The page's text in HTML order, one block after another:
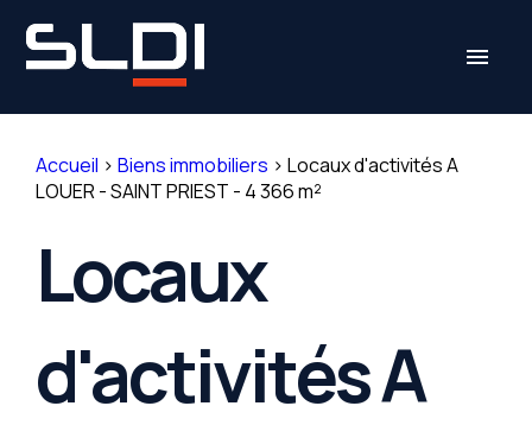
menu
Accueil > Biens immobiliers > Locaux d'activités A
LOUER - SAINT PRIEST - 4 366 m²
Locaux
d'activités A